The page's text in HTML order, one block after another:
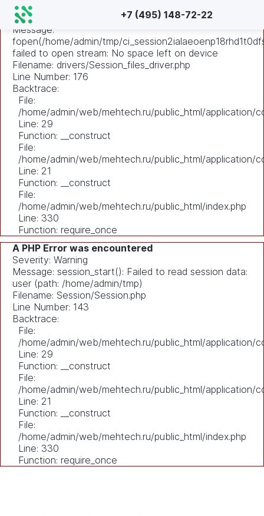
A PHP Error was encountered
Severity: Warning
Message:
fopen(/home/admin/tmp/
failed to open stream: No space left on device
Filename: drivers/Session_files_driver.php
Line Number: 176
Backtrace:
File:
/home/admin/web/mehtech.ru/public_html/application/
Line: 29
Function: __construct
File:
/home/admin/web/mehtech.ru/public_html/application/
Line: 21
Function: __construct
File:
/home/admin/web/mehtech.ru/public_html/index.php
Line: 330
Function: require_once
A PHP Error was encountered
Severity: Warning
Message: session_start(): Failed to read session data:
user (path: /home/admin/tmp)
Filename: Session/Session.php
Line Number: 143
Backtrace:
File:
/home/admin/web/mehtech.ru/public_html/application/
Line: 29
Function: __construct
File:
/home/admin/web/mehtech.ru/public_html/application/
Line: 21
Function: __construct
File:
/home/admin/web/mehtech.ru/public_html/index.php
Line: 330
Function: require_once
+7 (495) 148-72-22